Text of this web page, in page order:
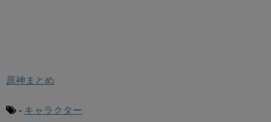
原神まとめ
- キャラクター